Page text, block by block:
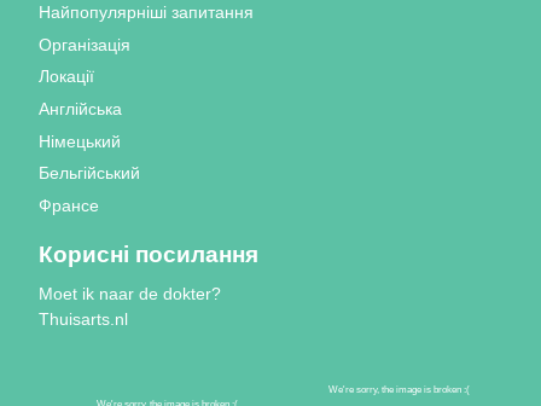
Найпопулярніші запитання
Організація
Локації
Англійська
Німецький
Бельгійський
Франсе
Корисні посилання
Moet ik naar de dokter?
Thuisarts.nl